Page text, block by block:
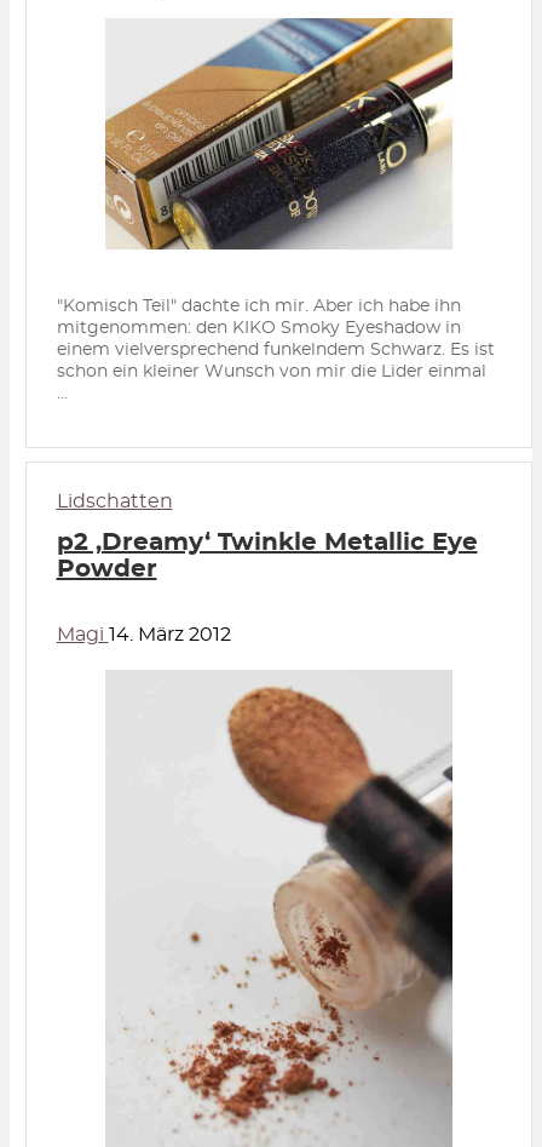
"Komisch Teil" dachte ich mir. Aber ich habe ihn
mitgenommen: den KIKO Smoky Eyeshadow in
einem vielversprechend funkelndem Schwarz. Es ist
schon ein kleiner Wunsch von mir die Lider einmal
...
Lidschatten
p2 ‚Dreamy‘ Twinkle Metallic Eye
Powder
Magi 14. März 2012